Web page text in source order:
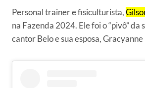
Personal trainer e fisiculturista,
na Fazenda 2024. Ele foi o “pivô” da
cantor Belo e sua esposa,